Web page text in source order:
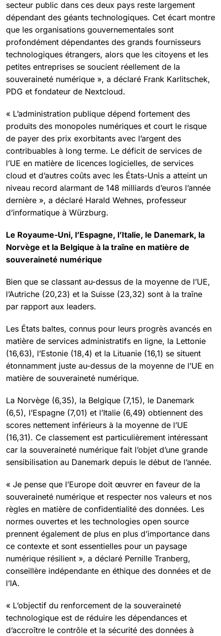
secteur public dans ces deux pays reste largement
dépendant des géants technologiques. Cet écart montre
que les organisations gouvernementales sont
profondément dépendantes des grands fournisseurs
technologiques étrangers, alors que les citoyens et les
petites entreprises se soucient réellement de la
souveraineté numérique », a déclaré Frank Karlitschek,
PDG et fondateur de Nextcloud.
« L’administration publique dépend fortement des
produits des monopoles numériques et court le risque
de payer des prix exorbitants avec l’argent des
contribuables à long terme. Le déficit de services de
l’UE en matière de licences logicielles, de services
cloud et d’autres coûts avec les États-Unis a atteint un
niveau record alarmant de 148 milliards d’euros l’année
dernière », a déclaré Harald Wehnes, professeur
d’informatique à Würzburg.
Le Royaume-Uni, l’Espagne, l’Italie, le Danemark, la
Norvège et la Belgique à la traîne en matière de
souveraineté numérique
Bien que se classant au-dessus de la moyenne de l’UE,
l’Autriche (20,23) et la Suisse (23,32) sont à la traîne
par rapport aux leaders.
Les États baltes, connus pour leurs progrès avancés en
matière de services administratifs en ligne, la Lettonie
(16,63), l’Estonie (18,4) et la Lituanie (16,1) se situent
étonnamment juste au-dessus de la moyenne de l’UE en
matière de souveraineté numérique.
La Norvège (6,35), la Belgique (7,15), le Danemark
(6,5), l’Espagne (7,01) et l’Italie (6,49) obtiennent des
scores nettement inférieurs à la moyenne de l’UE
(16,31). Ce classement est particulièrement intéressant
car la souveraineté numérique fait l’objet d’une grande
sensibilisation au Danemark depuis le début de l’année.
« Je pense que l’Europe doit œuvrer en faveur de la
souveraineté numérique et respecter nos valeurs et nos
règles en matière de confidentialité des données. Les
normes ouvertes et les technologies open source
prennent également de plus en plus d’importance dans
ce contexte et sont essentielles pour un paysage
numérique résilient », a déclaré Pernille Tranberg,
conseillère indépendante en éthique des données et de
l’IA.
« L’objectif du renforcement de la souveraineté
technologique est de réduire les dépendances et
d’accroître le contrôle et la sécurité des données à